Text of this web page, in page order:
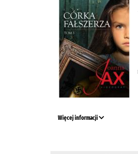
Więcej informacji